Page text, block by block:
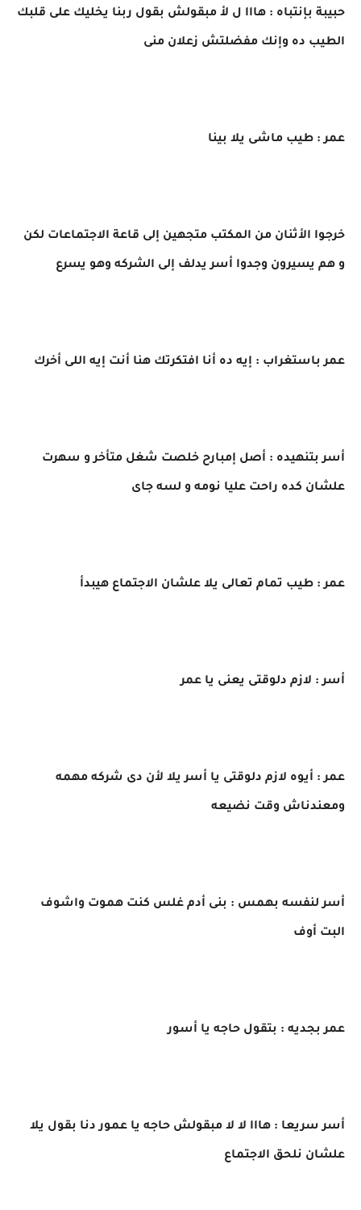
حبيبة بإنتباه : هااا ل لأ مبقولش بقول ربنا يخليك على قلبك
الطيب ده وإنك مفضلتش زعلان منى
عمر : طيب ماشى يلا بينا
خرجوا الأثنان من المكتب متجهين إلى قاعة الاجتماعات لكن
و هم يسيرون وجدوا أسر يدلف إلى الشركه وهو يسرع
عمر باستغراب : إيه ده أنا افتكرتك هنا أنت إيه اللى أخرك
أسر بتنهيده : أصل إمبارح خلصت شغل متأخر و سهرت
علشان كده راحت عليا نومه و لسه جاى
عمر : طيب تمام تعالى يلا علشان الاجتماع هيبدأ
أسر : لازم دلوقتى يعنى يا عمر
عمر : أيوه لازم دلوقتى يا أسر يلا لأن دى شركه مهمه
ومعندناش وقت نضيعه
أسر لنفسه بهمس : بنى أدم غلس كنت هموت واشوف
البت أوف
عمر بجديه : بتقول حاجه يا أسور
أسر سريعا : هااا لا لا مبقولش حاجه يا عمور دنا بقول يلا
علشان نلحق الاجتماع